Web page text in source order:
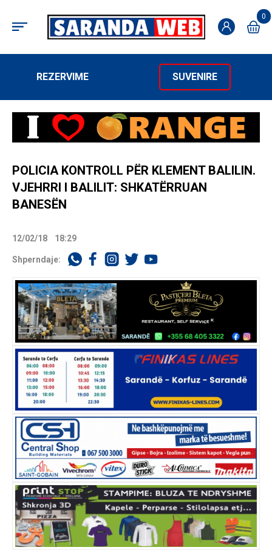
0
REZERVIME SUVENIRE
POLICIA KONTROLL PËR KLEMENT BALILIN.
VJEHRRI I BALILIT: SHKATËRRUAN
BANESËN
12/02/18 18:29
Shperndaje: